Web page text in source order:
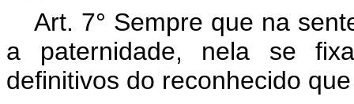
Art. 7° Sempre que na
a paternidade, nela se
definitivos do reconhecido